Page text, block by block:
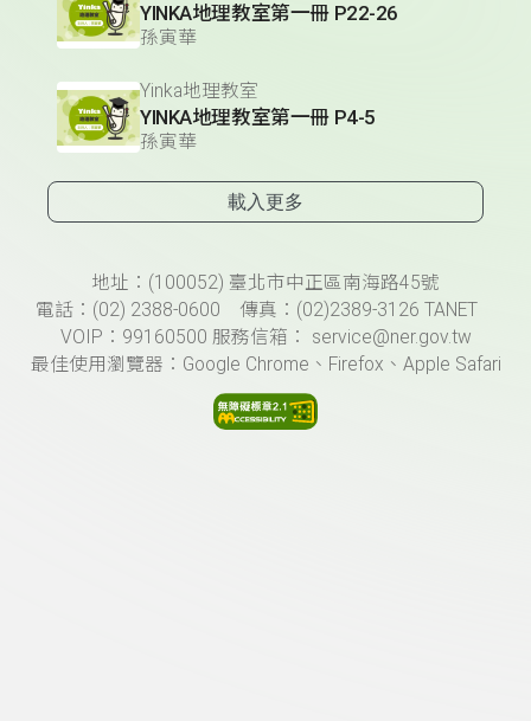
YINKA地理教室第一冊 P22-26
孫寅華
Yinka地理教室
YINKA地理教室第一冊 P4-5
孫寅華
載入更多
頁尾資訊地址：(100052) 臺北市中正區南海路45號
電話：(02) 2388-0600 傳真：(02)2389-3126 TANET
VOIP：99160500 服務信箱： service@ner.gov.tw
最佳使用瀏覽器：Google Chrome、Firefox、Apple Safari